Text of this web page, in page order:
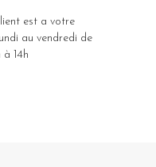
est a votre
au vendredi de
à 14h